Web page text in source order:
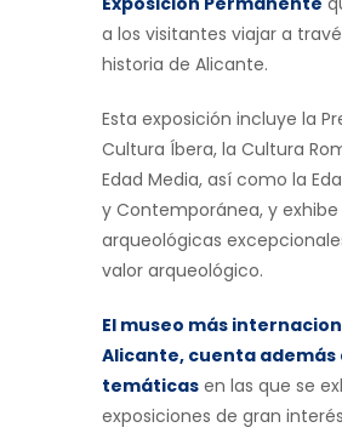
a los visitantes viajar a
historia de Alicante.
Esta exposición incluye la
Cultura Íbera, la Cultura
Edad Media, así como la
y Contemporánea, y exhibe
arqueológicas
valor arqueológico.
El museo más
Alicante, cuenta además
temáticas en las que se
exposiciones de gran interés